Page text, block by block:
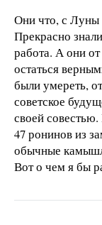
Они что, с Луны
Прекрасно
работа. А они от
остаться
были умереть,
советское
своей
47 ронинов из
обычные
Вот о чем я бы